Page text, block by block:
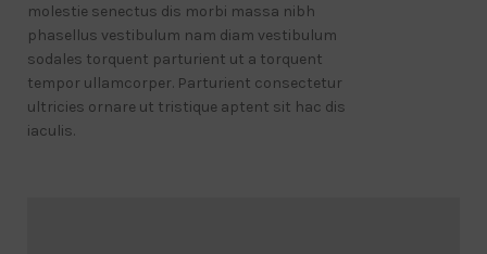
molestie senectus dis morbi massa nibh
phasellus vestibulum nam diam vestibulum
sodales torquent parturient ut a torquent
tempor ullamcorper. Parturient consectetur
ultricies ornare ut tristique aptent sit hac dis
iaculis.